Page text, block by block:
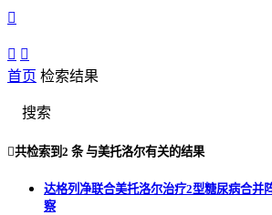

 
首页 检索结果
搜索
共检索到 2 条与美托洛尔有关的结果
达格列净联合美托洛尔治疗2型糖尿病合并
察